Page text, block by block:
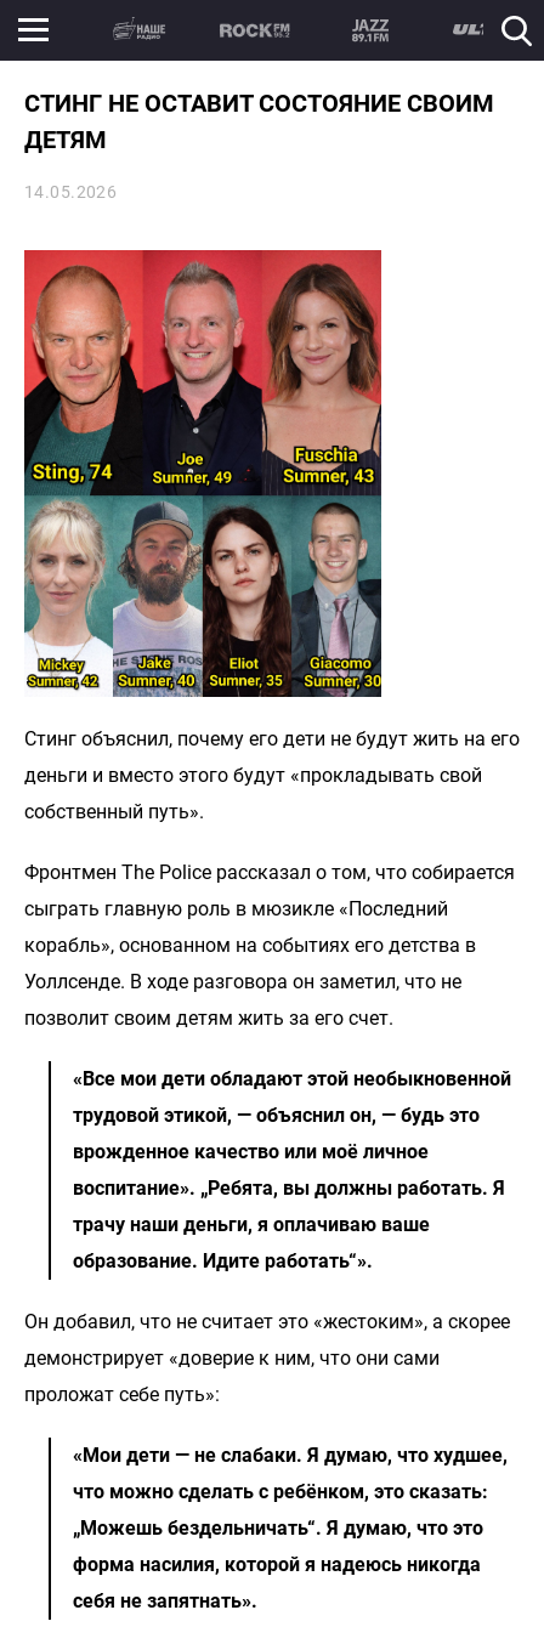
СТИНГ НЕ ОСТАВИТ СОСТОЯНИЕ СВОИМ
ДЕТЯМ
14.05.2026
Стинг объяснил, почему его дети не будут жить на его
деньги и вместо этого будут «прокладывать свой
собственный путь».
Фронтмен The Police рассказал о том, что собирается
сыграть главную роль в мюзикле «Последний
корабль», основанном на событиях его детства в
Уоллсенде. В ходе разговора он заметил, что не
позволит своим детям жить за его счет.
«Все мои дети обладают этой необыкновенной
трудовой этикой, — объяснил он, — будь это
врожденное качество или моё личное
воспитание». „Ребята, вы должны работать. Я
трачу наши деньги, я оплачиваю ваше
образование. Идите работать“».
Он добавил, что не считает это «жестоким», а скорее
демонстрирует «доверие к ним, что они сами
проложат себе путь»:
«Мои дети — не слабаки. Я думаю, что худшее,
что можно сделать с ребёнком, это сказать:
„Можешь бездельничать“. Я думаю, что это
форма насилия, которой я надеюсь никогда
себя не запятнать».